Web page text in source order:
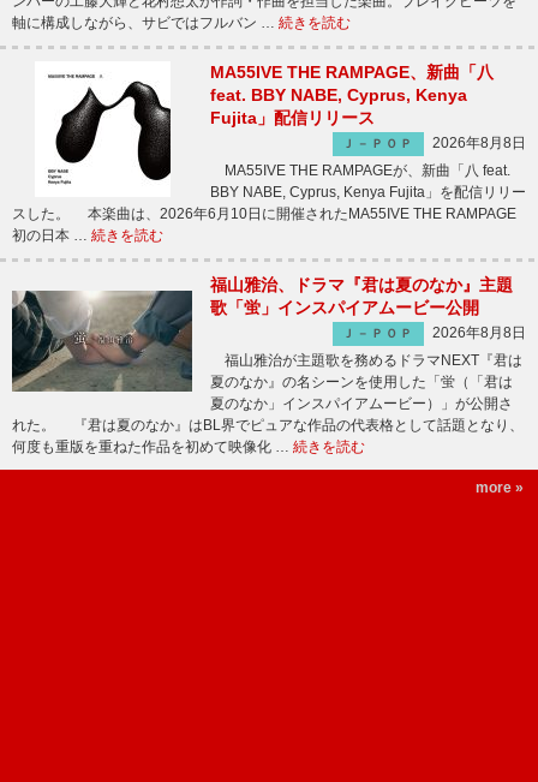
軸に構成しながら、サビではフルバン … 続きを読む
MA55IVE THE RAMPAGE、新曲「八
feat. BBY NABE, Cyprus, Kenya
Fujita」配信リリース
Ｊ－ＰＯＰ
2026年8月8日
MA55IVE THE RAMPAGEが、新曲「八 feat.
BBY NABE, Cyprus, Kenya Fujita」を配信リリー
スした。 本楽曲は、2026年6月10日に開催されたMA55IVE THE RAMPAGE
初の日本 … 続きを読む
福山雅治、ドラマ『君は夏のなか』主題
歌「蛍」インスパイアムービー公開
Ｊ－ＰＯＰ
2026年8月8日
福山雅治が主題歌を務めるドラマNEXT『君は
夏のなか』の名シーンを使用した「蛍（「君は
夏のなか」インスパイアムービー）」が公開さ
れた。 『君は夏のなか』はBL界でピュアな作品の代表格として話題となり、
何度も重版を重ねた作品を初めて映像化 … 続きを読む
more »